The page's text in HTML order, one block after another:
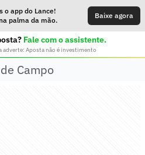
o app do Lance!
palma da mão.
Baixe agora
Fale com o assistente.
adverte: Aposta não é investimento
Campo